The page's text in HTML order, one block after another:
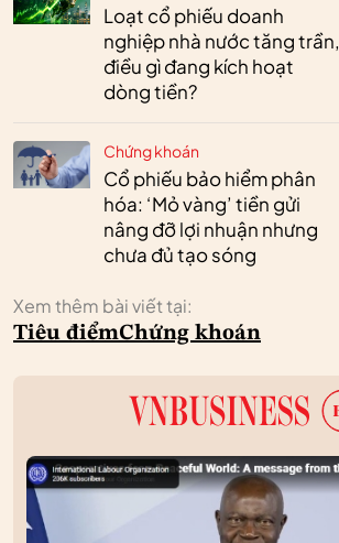
Loạt cổ phiếu doanh
nghiệp nhà nước tăng trần,
điều gì đang kích hoạt
dòng tiền?
Chứng khoán
Cổ phiếu bảo hiểm phân
hóa: ‘Mỏ vàng’ tiền gửi
nâng đỡ lợi nhuận nhưng
chưa đủ tạo sóng
Xem thêm bài viết tại:
Tiêu điểmChứng khoán